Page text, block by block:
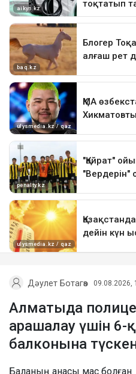
Дәулет Ботагөз 09.08.2026,
Алматыда
арашалау үшін 6-
балконына
Баланың анасы мас болған